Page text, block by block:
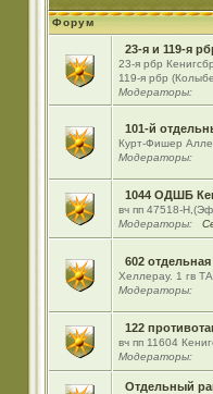
Форум
23-я и 119-я
23-я рбр
119-я рбр
Модераторы:
101-й
Курт-Фишер
Модераторы:
1044 ОДШБ
вч пп 47518-
Модераторы:
602
Хеллерау. 1 гв ТА
Модераторы:
122
вч пп 11604
Модераторы:
Отдельный